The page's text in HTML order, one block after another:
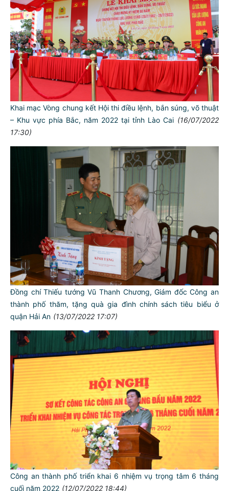
Khai mạc Vòng chung kết Hội thi điều lệnh, bắn súng, võ thuật
– Khu vực phía Bắc, năm 2022 tại tỉnh Lào Cai (16/07/2022
17:30)
Đồng chí Thiếu tướng Vũ Thanh Chương, Giám đốc Công an
thành phố thăm, tặng quà gia đình chính sách tiêu biểu ở
quận Hải An (13/07/2022 17:07)
Công an thành phố triển khai 6 nhiệm vụ trọng tâm 6 tháng
cuối năm 2022 (12/07/2022 18:44)